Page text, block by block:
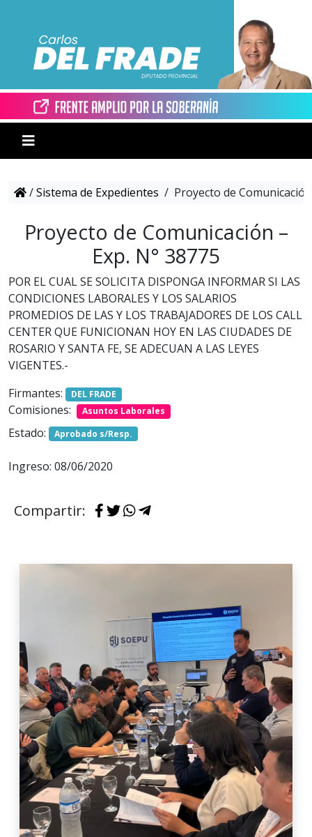
/Sistema de Expedientes / Proyecto de
Proyecto de Comunicación –
Exp. N° 38775
POR EL CUAL SE SOLICITA DISPONGA INFORMAR SI LAS
CONDICIONES LABORALES Y LOS SALARIOS
PROMEDIOS DE LAS Y LOS TRABAJADORES DE LOS CALL
CENTER QUE FUNICIONAN HOY EN LAS CIUDADES DE
ROSARIO Y SANTA FE, SE ADECUAN A LAS LEYES
VIGENTES.-
Firmantes:
DEL FRADE
Comisiones: Asuntos Laborales
Estado: Aprobado s/Resp.
Ingreso: 08/06/2020
Compartir: